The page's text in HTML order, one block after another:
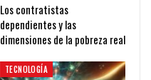
Los contratistas
dependientes y las
dimensiones de la pobreza real
TECNOLOGÍA